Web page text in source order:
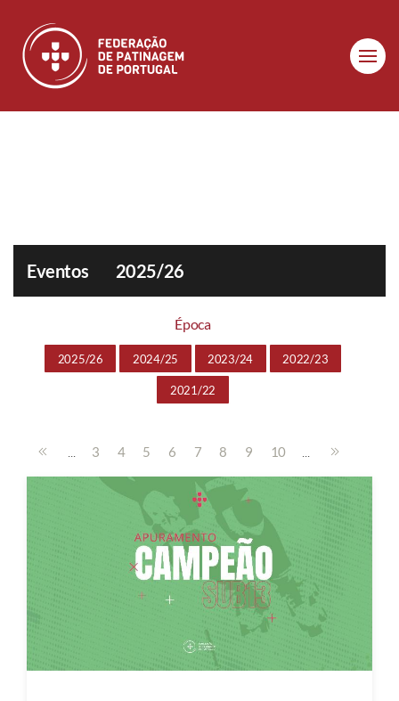
Skip to main content
Eventos 2025/26
Época
2025/26 2024/25 2023/24 2022/23
2021/22
... 3 4 5 6 7 8 9 10 ...